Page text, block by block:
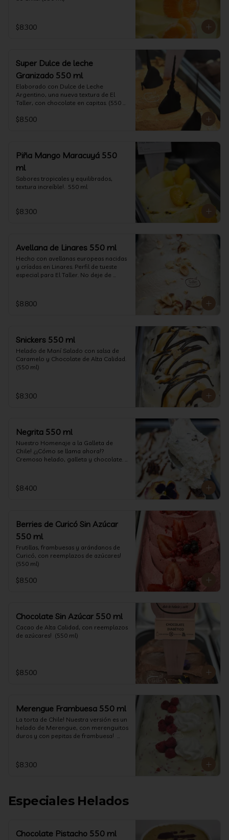
$8.300
Super Dulce de leche
Granizado 550 ml
Elaborado con Dulce de Leche
Argentino, una nueva textura de El
Taller, con chocolate en capitas. (550
$8.500
Piña Mango Maracuyá 550
ml
Sabores tropicales y equilibrados,
textura increíble!.  550 ml
$8.300
Avellana de Linares 550 ml
Hecho con avellanas europeas nacidas
y críadas en Linares. Perfil de tueste
especial para El Taller. No deje de
$8.800
Snickers 550 ml
Helado de Maní Salado con salsa de
Caramelo y Chocolate de Alta Calidad.
(550 ml)
$8.300
Negrita 550 ml
Nuestro Homenaje a la Galleta de
Chile! ¿¡Cómo se llama ahora!?
Cremoso helado, galleta y chocolate.
$8.400
Berries de Curicó Sin Azúcar
550 ml
Frutillas, frambuesas y arándanos de
Curicó, con reemplazos de azúcares!
(550 ml)
$8.500
Chocolate Sin Azúcar 550 ml
Cacao de Alta Calidad, con reemplazos
de azúcares!  (550 ml)
$8.500
Merengue Frambuesa 550 ml
La torta de Chile! Nuestra versión es un
helado de Merengue, con merenguitos
duros y con pepitas de frambuesa!
$8.300
Especiales Helados
Chocolate Pistacho 550 ml